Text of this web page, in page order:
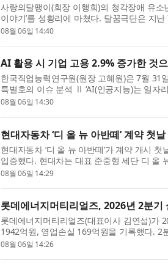
사랑의달팽이(회장 이행희)의 청각장애 유소
이야기’를 성황리에 마쳤다. 달꿈극단은 지
CKL스테이지에서 ‘미로와 푸른귀 ...
08월 06일 14:40
AI 활용 시 기업 고용 2.9% 증가한 것
한국직업능력연구원(원장 고혜원)은 7월 31
특별호의 이슈 분석 Ⅱ ‘AI(인공지능)는 일자
의 고용 효과’를 통해 AI 활용 전후...
08월 06일 14:30
현대자동차 ‘디 올 뉴 아반떼’ 계약 첫
현대자동차 ‘디 올 뉴 아반떼’가 계약 개시
입증했다. 현대차는 대표 준중형 세단 디 올
약을 기록했다고 6일 밝혔다. 이...
08월 06일 14:29
롯데에너지머티리얼즈, 2026년 2분
롯데에너지머티리얼즈(대표이사 김연섭)가
1942억원, 영업손실 169억원을 기록했다. 2
장 큰 개선 포인트다. 부채비율은 31.5%, ...
08월 06일 14:26